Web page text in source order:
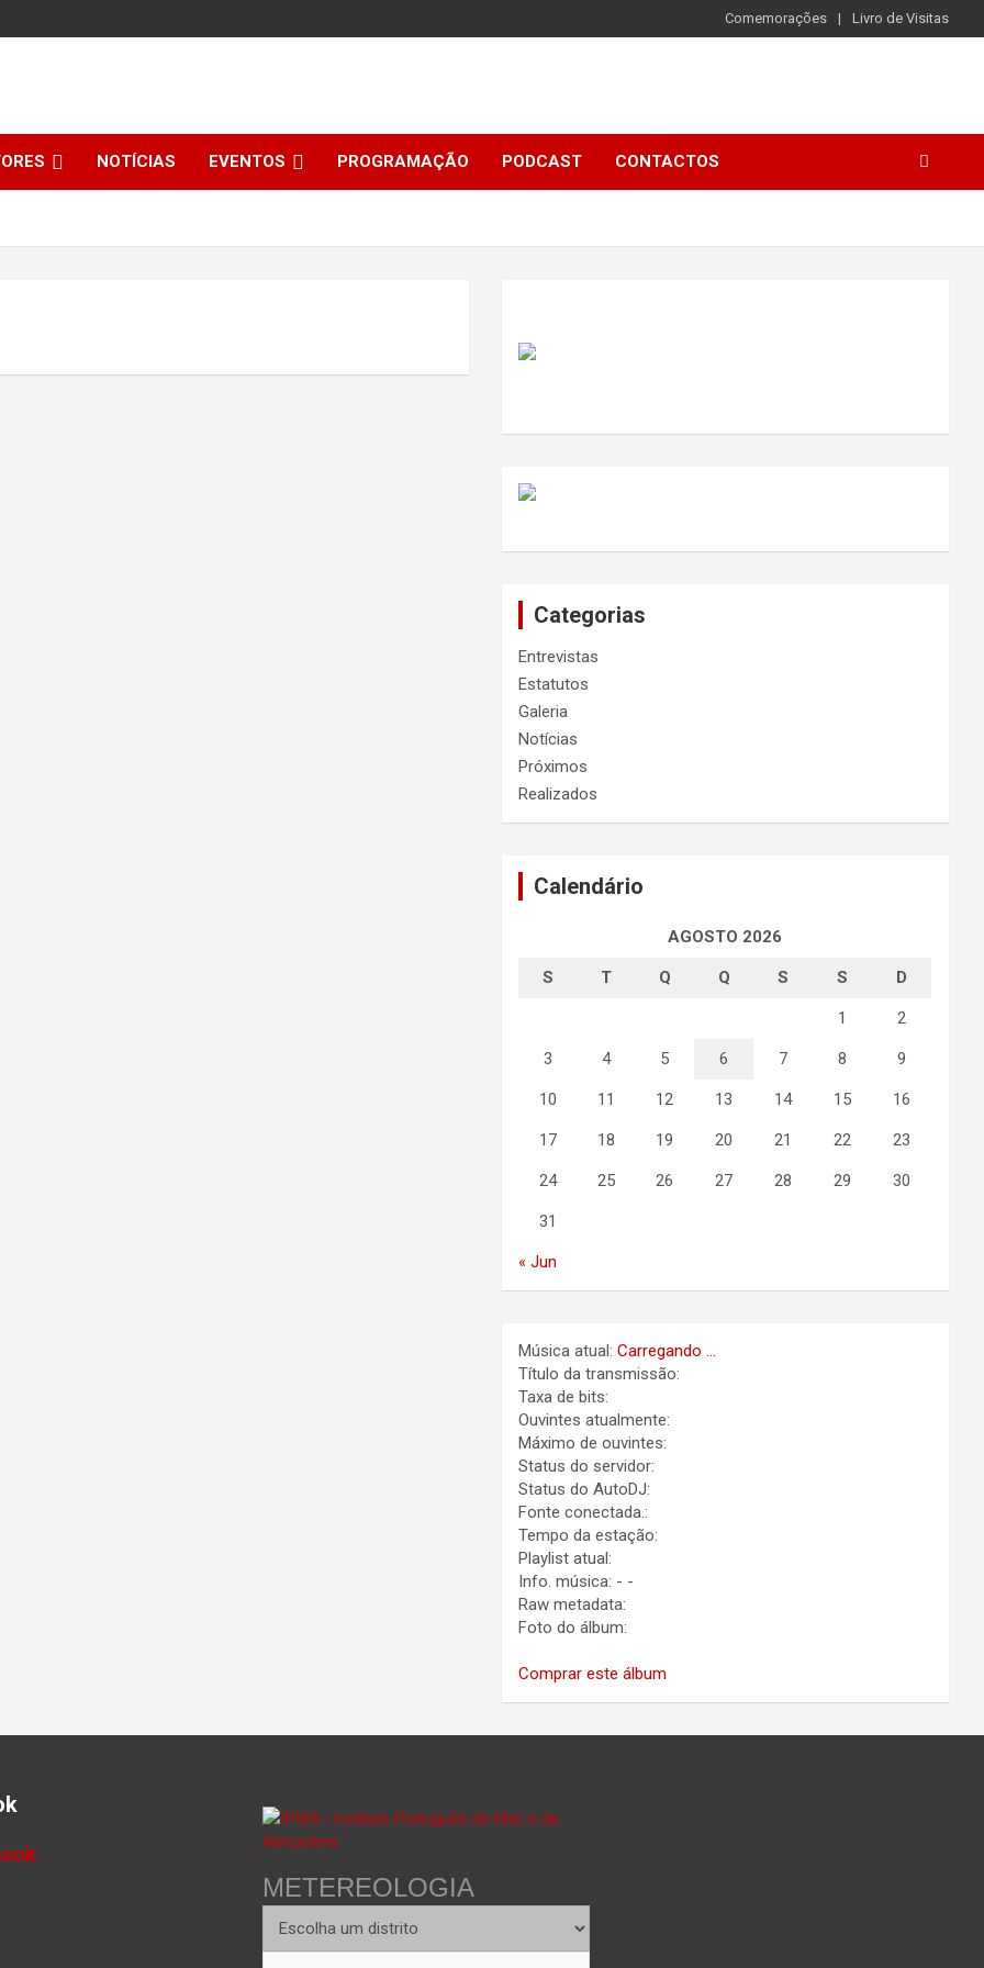
Comemorações Livro de Visitas
NOTÍCIAS EVENTOS PROGRAMAÇÃO PODCAST CONTACTOS
Categorias
Entrevistas
Estatutos
Galeria
Notícias
Próximos
Realizados
Calendário
AGOSTO 2026
S T Q Q S S D
1 2
3 4 5 6 7 8 9
10 11 12 13 14 15 16
17 18 19 20 21 22 23
24 25 26 27 28 29 30
31
« Jun
Música atual:Carregando ...
Título da transmissão:
Taxa de bits:
Ouvintes atualmente:
Máximo de ouvintes:
Status do servidor:
Status do AutoDJ:
Fonte conectada.:
Tempo da estação:
Playlist atual:
Info. música: - -
Raw metadata:
Foto do álbum:
Comprar este álbum
METEREOLOGIA